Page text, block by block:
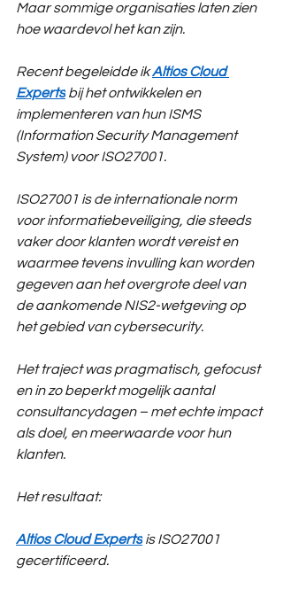
Maar sommige organisaties laten zien
hoe waardevol het kan zijn.
Recent begeleidde ik Altios Cloud
Experts bij het ontwikkelen en
implementeren van hun ISMS
(Information Security Management
System) voor ISO27001.
ISO27001 is de internationale norm
voor informatiebeveiliging, die steeds
vaker door klanten wordt vereist en
waarmee tevens invulling kan worden
gegeven aan het overgrote deel van
de aankomende NIS2-wetgeving op
het gebied van cybersecurity.
Het traject was pragmatisch, gefocust
en in zo beperkt mogelijk aantal
consultancydagen – met echte impact
als doel, en meerwaarde voor hun
klanten.
Het resultaat:
Altios Cloud Experts is ISO27001
gecertificeerd.